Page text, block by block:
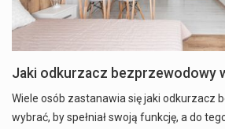
Jaki odkurzacz bezprzewodowy
Wiele osób zastanawia się jaki odkurzacz
wybrać, by spełniał swoją funkcję, a do